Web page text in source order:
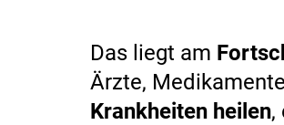
Das liegt am
Ärzte,
Krankheiten heilen,